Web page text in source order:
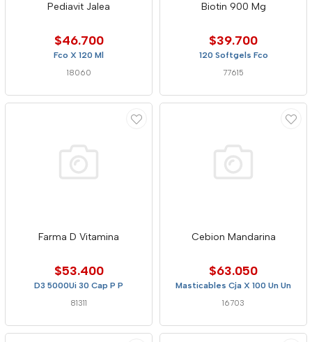
Pediavit Jalea
$46.700
Fco X 120 Ml
18060
Biotin 900 Mg
$39.700
120 Softgels Fco
77615
Farma D Vitamina
$53.400
D3 5000Ui 30 Cap P P
81311
Cebion Mandarina
$63.050
Masticables Cja X 100 Un Un
16703